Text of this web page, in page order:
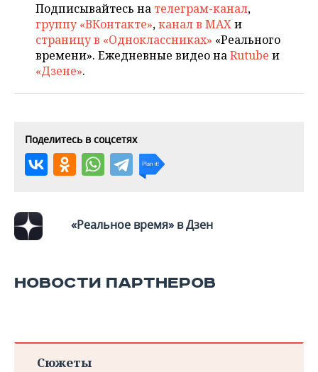
ВОДНЫЕ ВИДЫ СПОРТА
ХОККЕЙ С МЯЧОМ
ОБРАЗОВАНИЕ
ПРОИСШЕСТВИЯ
Подписывайтесь на телеграм-канал,
группу «ВКонтакте»,канал в MAXи
страницу в «Одноклассниках» «Реального
времени». Ежедневные видео наRutube и
«Дзене».
Поделитесь в соцсетях
«Реальное время» в Дзен
НОВОСТИ ПАРТНЕРОВ
Сюжеты